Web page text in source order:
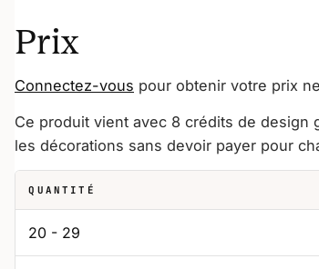
Prix
Connectez-vous pour obtenir votre prix
Ce produit vient avec 8 crédits de
les décorations sans devoir payer pour
QUANTITÉ
20 - 29